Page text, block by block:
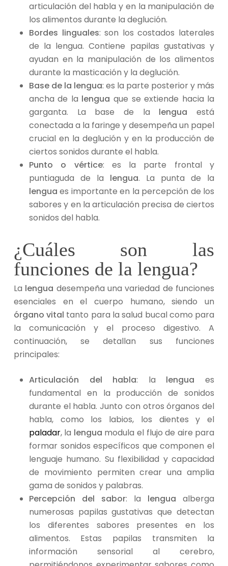
articulación del habla y en la manipulación de
los alimentos durante la deglución.
Bordes linguales: son los costados laterales
de la lengua. Contiene papilas gustativas y
ayudan en la manipulación de los alimentos
durante la masticación y la deglución.
Base de la lengua: es la parte posterior y más
ancha de la lengua que se extiende hacia la
garganta. La base de la lengua está
conectada a la faringe y desempeña un papel
crucial en la deglución y en la producción de
ciertos sonidos durante el habla.
Punto o vértice: es la parte frontal y
puntiaguda de la lengua. La punta de la
lengua es importante en la percepción de los
sabores y en la articulación precisa de ciertos
sonidos del habla.
¿Cuáles son las
funciones de la lengua?
La lengua desempeña una variedad de funciones
esenciales en el cuerpo humano, siendo un
órgano vital tanto para la salud bucal como para
la comunicación y el proceso digestivo. A
continuación, se detallan sus funciones
principales:
Articulación del habla: la lengua es
fundamental en la producción de sonidos
durante el habla. Junto con otros órganos del
habla, como los labios, los dientes y el
paladar, la lengua modula el flujo de aire para
formar sonidos específicos que componen el
lenguaje humano. Su flexibilidad y capacidad
de movimiento permiten crear una amplia
gama de sonidos y palabras.
Percepción del sabor: la lengua alberga
numerosas papilas gustativas que detectan
los diferentes sabores presentes en los
alimentos. Estas papilas transmiten la
información sensorial al cerebro,